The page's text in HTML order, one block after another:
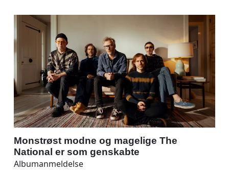
Monstrøst modne og magelige The
National er som genskabte
Albumanmeldelse